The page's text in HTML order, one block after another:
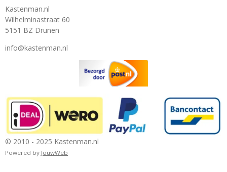
Kastenman.nl
Wilhelminastraat 60
5151 BZ Drunen
info@kastenman.nl
© 2010 - 2025 Kastenman.nl
Powered by JouwWeb